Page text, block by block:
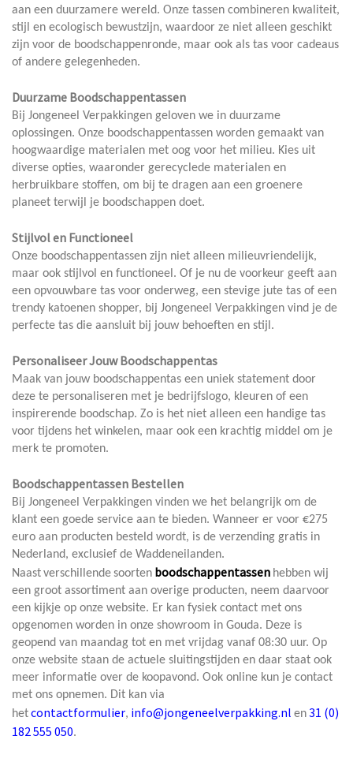
aan een duurzamere wereld. Onze tassen combineren kwaliteit,
stijl en ecologisch bewustzijn, waardoor ze niet alleen geschikt
zijn voor de boodschappenronde, maar ook als tas voor cadeaus
of andere gelegenheden.
Duurzame Boodschappentassen
Bij Jongeneel Verpakkingen geloven we in duurzame
oplossingen. Onze boodschappentassen worden gemaakt van
hoogwaardige materialen met oog voor het milieu. Kies uit
diverse opties, waaronder gerecyclede materialen en
herbruikbare stoffen, om bij te dragen aan een groenere
planeet terwijl je boodschappen doet.
Stijlvol en Functioneel
Onze boodschappentassen zijn niet alleen milieuvriendelijk,
maar ook stijlvol en functioneel. Of je nu de voorkeur geeft aan
een opvouwbare tas voor onderweg, een stevige jute tas of een
trendy katoenen shopper, bij Jongeneel Verpakkingen vind je de
perfecte tas die aansluit bij jouw behoeften en stijl.
Personaliseer Jouw Boodschappentas
Maak van jouw boodschappentas een uniek statement door
deze te personaliseren met je bedrijfslogo, kleuren of een
inspirerende boodschap. Zo is het niet alleen een handige tas
voor tijdens het winkelen, maar ook een krachtig middel om je
merk te promoten.
Boodschappentassen Bestellen
Bij Jongeneel Verpakkingen vinden we het belangrijk om de
klant een goede service aan te bieden. Wanneer er voor €275
euro aan producten besteld wordt, is de verzending gratis in
Nederland, exclusief de Waddeneilanden.
Naastverschillendesoorten boodschappentassen hebben wij
een groot assortiment aan overige producten, neem daarvoor
een kijkje op onze website. Er kan fysiek contact met ons
opgenomen worden in onze showroom in Gouda. Deze is
geopend van maandag tot en met vrijdag vanaf 08:30 uur. Op
onze website staan de actuele sluitingstijden en daar staat ook
meer informatie over de koopavond. Ook online kun je contact
met ons opnemen. Dit kan via
hetcontactformulier, info@jongeneelverpakking.nl en31 (0)
182 555 050.